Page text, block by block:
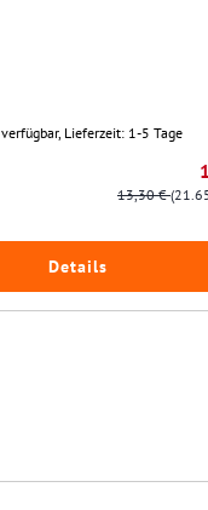
Lieferzeit: 1-5 Tage
13,30 €
Details